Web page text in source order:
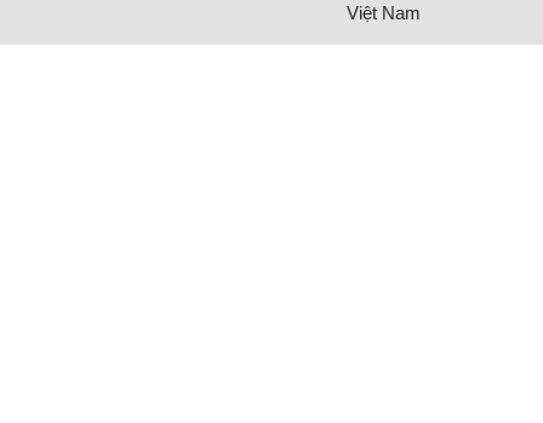
Việt Nam